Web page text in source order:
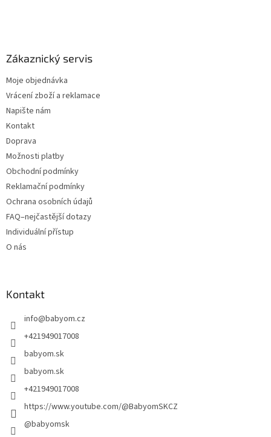
Zákaznický servis
Moje objednávka
Vrácení zboží a reklamace
Napište nám
Kontakt
Doprava
Možnosti platby
Obchodní podmínky
Reklamační podmínky
Ochrana osobních údajů
FAQ–nejčastější dotazy
Individuální přístup
O nás
Kontakt
info@babyom.cz
+421949017008
babyom.sk
babyom.sk
+421949017008
https://www.youtube.com/@BabyomSKCZ
@babyomsk